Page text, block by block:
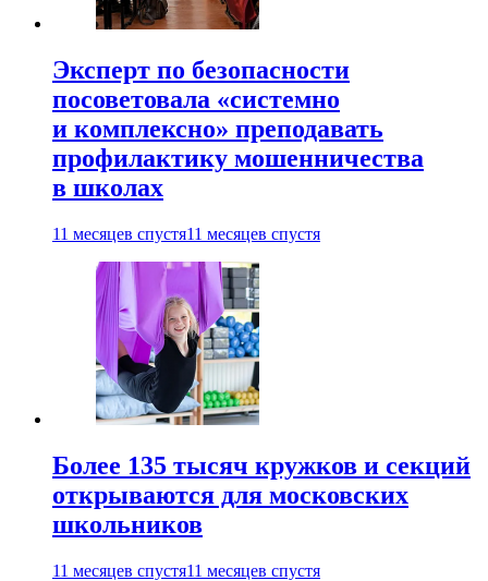
Эксперт по безопасности
посоветовала «системно
и комплексно» преподавать
профилактику мошенничества
в школах
11 месяцев спустя11 месяцев спустя
Более 135 тысяч кружков и секций
открываются для московских
школьников
11 месяцев спустя11 месяцев спустя